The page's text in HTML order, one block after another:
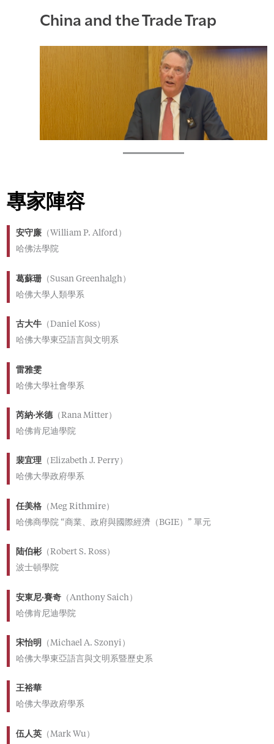
China and the Trade Trap
專家陣容
安守廉（William P. Alford）
哈佛法學院
葛蘇珊（Susan Greenhalgh）
哈佛大學人類學系
古大牛（Daniel Koss）
哈佛大學東亞語言與文明系
雷雅雯
哈佛大學社會學系
芮納·米德（Rana Mitter）
哈佛肯尼迪學院
裴宜理（Elizabeth J. Perry）
哈佛大學政府學系
任美格（Meg Rithmire）
哈佛商學院 “商業、政府與國際經濟（BGIE）” 單元
陆伯彬（Robert S. Ross）
波士頓學院
安東尼·賽奇（Anthony Saich）
哈佛肯尼迪學院
宋怡明
（Michael A. Szonyi）
哈佛大學東亞語言與文明系暨歷史系
王裕華
哈佛大學政府學系
伍人英（Mark Wu）